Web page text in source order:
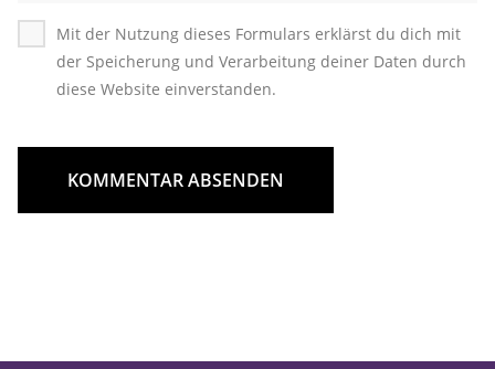
Mit der Nutzung dieses Formulars erklärst du dich mit
der Speicherung und Verarbeitung deiner Daten durch
diese Website einverstanden.
KOMMENTAR ABSENDEN